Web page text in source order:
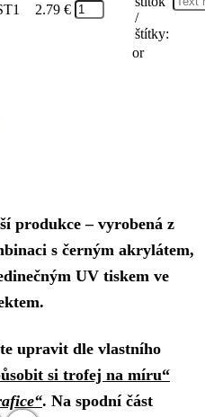
2.79 €
/
štítky:
or
produkce – vyrobená z
s černým akrylátem,
UV tiskem ve
upravit dle vlastního
si trofej na míru“
. Na spodní část